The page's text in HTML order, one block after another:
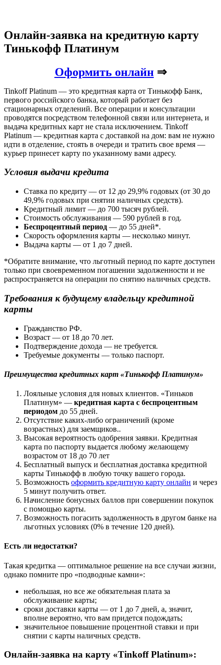
Онлайн-заявка на кредитную карту
Тинькофф Платинум
Оформить онлайн⇒
Tinkoff Platinum — это кредитная карта от Тинькофф Банк,
первого российского банка, который работает без
стационарных отделений. Все операции и консультации
проводятся посредством телефонной связи или интернета, и
выдача кредитных карт не стала исключением. Tinkoff
Platinum — кредитная карта с доставкой на дом: вам не нужно
идти в отделение, стоять в очереди и тратить свое время —
курьер принесет карту по указанному вами адресу.
Условия выдачи кредита
Ставка по кредиту — от 12 до 29,9% годовых (от 30 до
49,9% годовых при снятии наличных средств).
Кредитный лимит — до 700 тысяч рублей.
Стоимость обслуживания — 590 рублей в год.
Беспроцентный период — до 55 дней*.
Скорость оформления карты — несколько минут.
Выдача карты — от 1 до 7 дней.
*Обратите внимание, что льготный период по карте доступен
только при своевременном погашении задолженности и не
распространяется на операции по снятию наличных средств.
Требования к будущему владельцу кредитной
карты
Гражданство РФ.
Возраст — от 18 до 70 лет.
Подтверждение дохода — не требуется.
Требуемые документы — только паспорт.
Преимущества кредитных карт «Тинькофф Платинум»
Лояльные условия для новых клиентов. «Тиньков
Платинум» — кредитная карта с беспроцентным
периодом до 55 дней.
Отсутствие каких-либо ограничений (кроме
возрастных) для заемщиков..
Высокая вероятность одобрения заявки. Кредитная
карта по паспорту выдается любому желающему
возрастом от 18 до 70 лет
Бесплатный выпуск и бесплатная доставка кредитной
карты Тинькофф в любую точку вашего города.
Возможность оформить кредитную карту онлайн и через
5 минут получить ответ.
Начисление бонусных баллов при совершении покупок
с помощью карты.
Возможность погасить задолженность в другом банке на
льготных условиях (0% в течение 120 дней).
Есть ли недостатки?
Такая кредитка — оптимальное решение на все случаи жизни,
однако помните про «подводные камни»:
небольшая, но все же обязательная плата за
обслуживание карты;
сроки доставки карты — от 1 до 7 дней, а, значит,
вполне вероятно, что вам придется подождать;
значительное повышение процентной ставки и при
снятии с карты наличных средств.
Онлайн-заявка на карту «Tinkoff Platinum»: